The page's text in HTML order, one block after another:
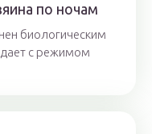
по ночам
биологическим
с режимом